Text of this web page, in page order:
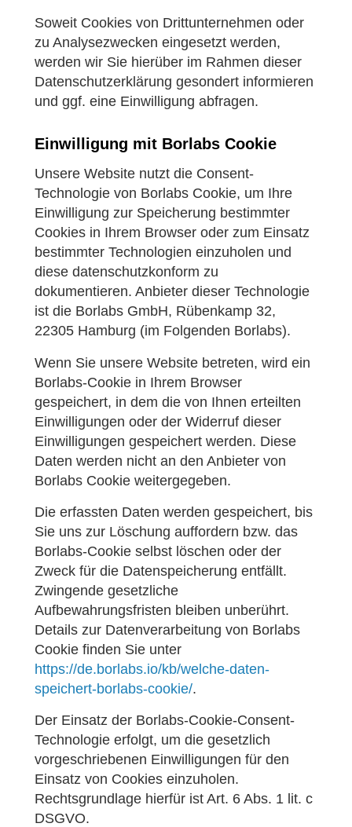
Soweit Cookies von Drittunternehmen oder
zu Analysezwecken eingesetzt werden,
werden wir Sie hierüber im Rahmen dieser
Datenschutzerklärung gesondert informieren
und ggf. eine Einwilligung abfragen.
Einwilligung mit Borlabs Cookie
Unsere Website nutzt die Consent-
Technologie von Borlabs Cookie, um Ihre
Einwilligung zur Speicherung bestimmter
Cookies in Ihrem Browser oder zum Einsatz
bestimmter Technologien einzuholen und
diese datenschutzkonform zu
dokumentieren. Anbieter dieser Technologie
ist die Borlabs GmbH, Rübenkamp 32,
22305 Hamburg (im Folgenden Borlabs).
Wenn Sie unsere Website betreten, wird ein
Borlabs-Cookie in Ihrem Browser
gespeichert, in dem die von Ihnen erteilten
Einwilligungen oder der Widerruf dieser
Einwilligungen gespeichert werden. Diese
Daten werden nicht an den Anbieter von
Borlabs Cookie weitergegeben.
Die erfassten Daten werden gespeichert, bis
Sie uns zur Löschung auffordern bzw. das
Borlabs-Cookie selbst löschen oder der
Zweck für die Datenspeicherung entfällt.
Zwingende gesetzliche
Aufbewahrungsfristen bleiben unberührt.
Details zur Datenverarbeitung von Borlabs
Cookie finden Sie unter
https://de.borlabs.io/kb/welche-daten-
speichert-borlabs-cookie/.
Der Einsatz der Borlabs-Cookie-Consent-
Technologie erfolgt, um die gesetzlich
vorgeschriebenen Einwilligungen für den
Einsatz von Cookies einzuholen.
Rechtsgrundlage hierfür ist Art. 6 Abs. 1 lit. c
DSGVO.